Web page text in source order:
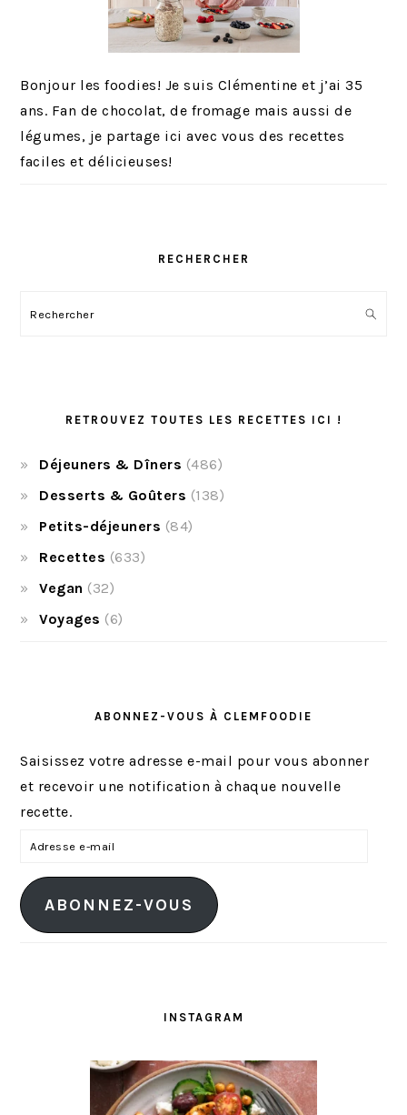
Bonjour les foodies! Je suis Clémentine et j’ai 35
ans. Fan de chocolat, de fromage mais aussi de
légumes, je partage ici avec vous des recettes
faciles et délicieuses!
RECHERCHER
Rechercher
RETROUVEZ TOUTES LES RECETTES ICI !
Déjeuners & Dîners (486)
Desserts & Goûters (138)
Petits-déjeuners (84)
Recettes (633)
Vegan (32)
Voyages (6)
ABONNEZ-VOUS À CLEMFOODIE
Saisissez votre adresse e-mail pour vous abonner
et recevoir une notification à chaque nouvelle
recette.
r
e
ABONNEZ-VOUS
INSTAGRAM